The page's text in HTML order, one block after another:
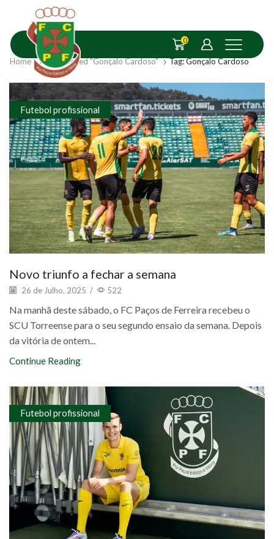
0
Home Posts Tagged "Gonçalo Cardoso" Tag: Gonçalo Cardoso
Futebol profissional
Novo triunfo a fechar a semana
26 de Julho, 2025 / 522
Na manhã deste sábado, o FC Paços de Ferreira recebeu o
SCU Torreense para o seu segundo ensaio da semana. Depois
da vitória de ontem...
Continue Reading
Futebol profissional